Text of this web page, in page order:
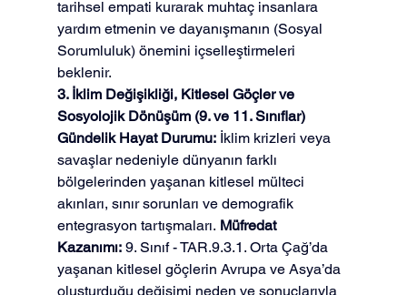
tarihsel empati kurarak muhtaç insanlara
yardım etmenin ve dayanışmanın (Sosyal
Sorumluluk) önemini içselleştirmeleri
beklenir.
3. İklim Değişikliği, Kitlesel Göçler ve
Sosyolojik Dönüşüm (9. ve 11. Sınıflar)
Gündelik Hayat Durumu: İklim krizleri veya
savaşlar nedeniyle dünyanın farklı
bölgelerinden yaşanan kitlesel mülteci
akınları, sınır sorunları ve demografik
entegrasyon tartışmaları. Müfredat
Kazanımı: 9. Sınıf - TAR.9.3.1. Orta Çağ’da
yaşanan kitlesel göçlerin Avrupa ve Asya’da
oluşturduğu değişimi neden ve sonuçlarıyla